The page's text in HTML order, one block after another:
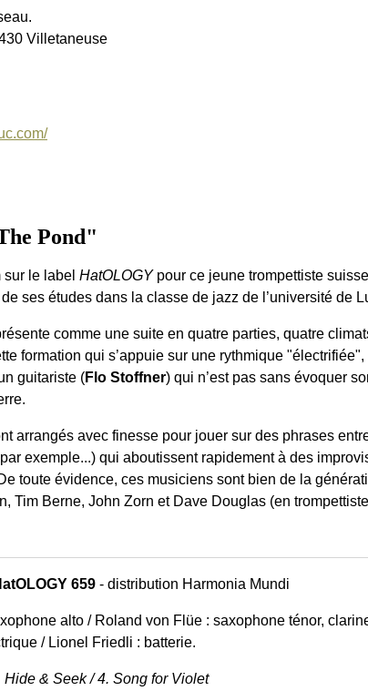
Villetaneuse
Pond"
sur le labelHatOLOGYpour ce jeune trompettiste
ses études dans la classe de jazz de l’université de
comme une suite en quatre parties, quatre
formation qui s’appuie sur une rythmique
guitariste (Flo Stoffner) qui n’est pas sans évoquer
arrangés avec finesse pour jouer sur des phrases
exemple...) qui aboutissent rapidement à des
toute évidence, ces musiciens sont bien de la
Tim Berne, John Zorn et Dave Douglas (en
659 - distribution Harmonia Mundi
alto / Roland von Flüe : saxophone ténor,
/ Lionel Friedli : batterie.
& Seek / 4. Song for Violet